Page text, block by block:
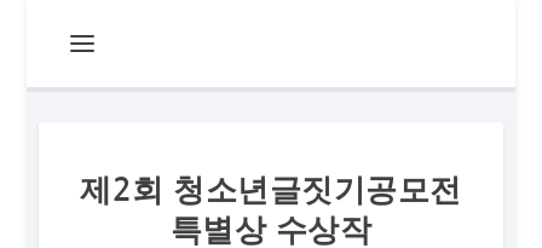
제2회 청소년글짓기공모전
특별상 수상작